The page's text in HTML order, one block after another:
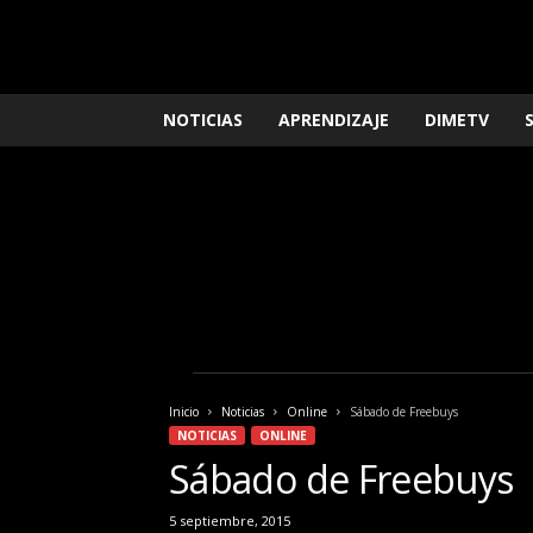
o
a
s
a
NOTICIAS APRENDIZAJE DIMETV
Inicio Noticias Online
Sábado de Freebuys
NOTICIAS
ONLINE
Sábado de Freebuys
5 septiembre, 2015